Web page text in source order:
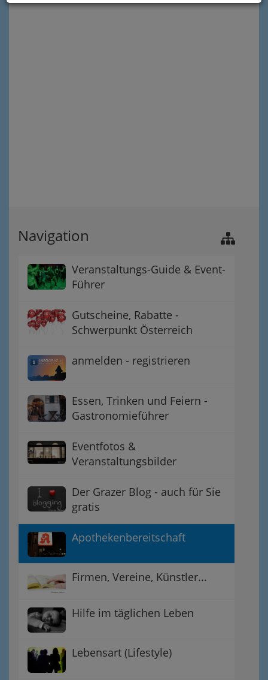
Navigation
Veranstaltungs-Guide & Event-
Führer
Gutscheine, Rabatte -
Schwerpunkt Österreich
anmelden - registrieren
Essen, Trinken und Feiern -
Gastronomieführer
Eventfotos &
Veranstaltungsbilder
Der Grazer Blog - auch für Sie
gratis
Apothekenbereitschaft
Firmen, Vereine, Künstler...
Hilfe im täglichen Leben
Lebensart (Lifestyle)